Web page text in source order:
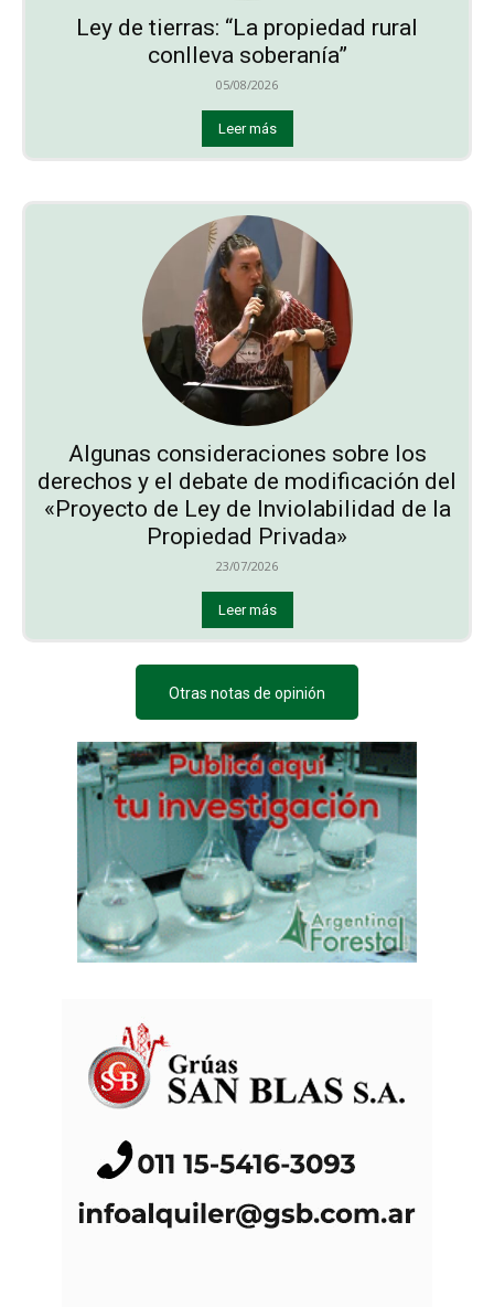
Ley de tierras: “La propiedad rural
conlleva soberanía”
05/08/2026
Leer más
Algunas consideraciones sobre los
derechos y el debate de modificación del
«Proyecto de Ley de Inviolabilidad de la
Propiedad Privada»
23/07/2026
Leer más
Otras notas de opinión